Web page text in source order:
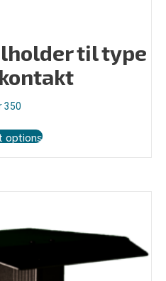
til type
350
options